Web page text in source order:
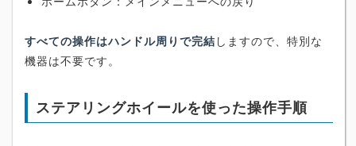
すべての操作はハンドル周りで完結 しますので、特別な
機器は不要です。
ステアリングホイールを使った操作手順